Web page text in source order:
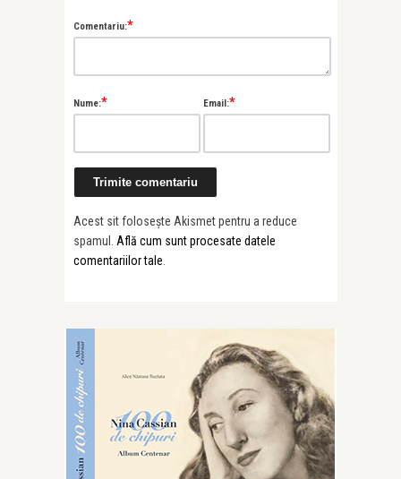
Comentariu:*
Nume:* Email:*
Acest sit folosește Akismet pentru a reduce
spamul. Află cum sunt procesate datele
comentariilor tale